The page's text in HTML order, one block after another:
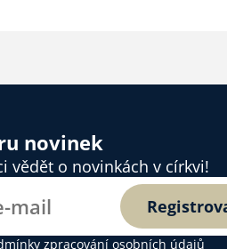
novinek
vědět o novinkách v církvi!
zpracování osobních údajů